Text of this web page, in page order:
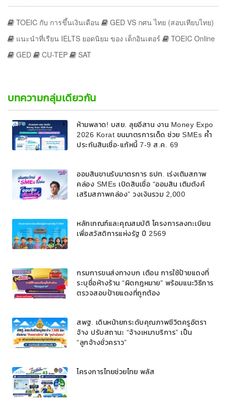
TOEIC กับ การขึ้นเงินเดือน
GED VS กศน ไทย (สอบเทียบไทย)
แนะนำที่เรียน IELTS ยอดนิยม ของ เด็กอินเตอร์
TOEIC Online
GED
CU-TEP SAT
บทความกลุ่มเดียวกัน
ห้ามพลาด! บสย. ลุยอีสาน งาน Money Expo
2026 Korat ขนมาตรการเด็ด ช่วย SMEs ค้ำ
ประกันสินเชื่อ-แก้หนี้ 7-9 ส.ค. 69
ออมสินขานรับมาตรการ ธปท. เร่งเติมสภาพ
คล่อง SMEs เปิดสินเชื่อ “ออมสิน เติมตังค์
เสริมสภาพคล่อง” วงเงินรวม 2,000
หลักเกณฑ์และคุณสมบัติ โครงการลงทะเบียน
เพื่อสวัสดิการแห่งรัฐ ปี 2569
กรมการขนส่งทางบก เตือน การใช้ป้ายแดงที่
ระบุชื่อห้างร้าน “ผิดกฎหมาย” พร้อมแนะวิธีการ
ตรวจสอบป้ายแดงที่ถูกต้อง
สพฐ. เดินหน้ายกระดับคุณภาพชีวิตครูอัตรา
จ้าง ปรับสถานะ “จ้างเหมาบริการ” เป็น
“ลูกจ้างชั่วคราว”
โครงการไทยช่วยไทย พลัส